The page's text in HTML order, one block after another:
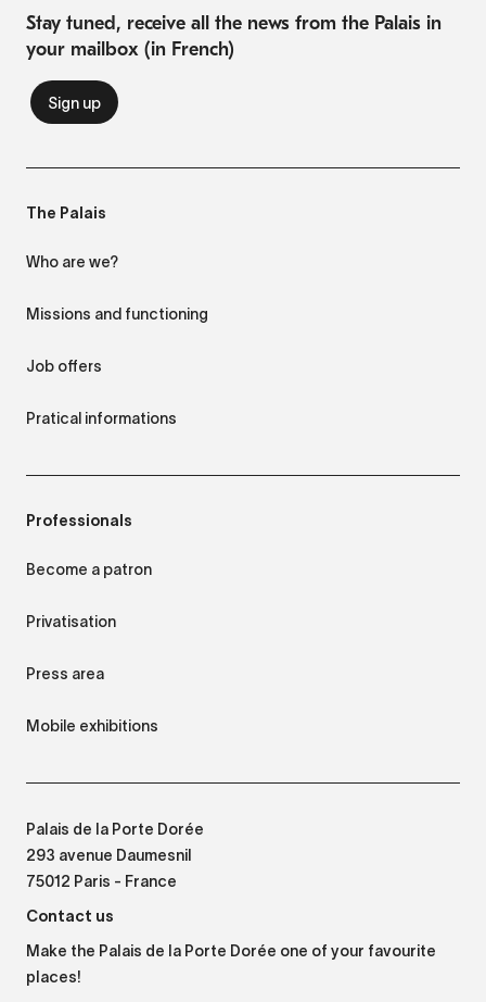
Stay tuned, receive all the news from the Palais in
your mailbox (in French)
The Palais
Who are we?
Missions and functioning
Job offers
Pratical informations
Professionals
Become a patron
Privatisation
Press area
Mobile exhibitions
Palais de la Porte Dorée
293 avenue Daumesnil
75012 Paris - France
Contact us
Make the Palais de la Porte Dorée one of your favourite
places!